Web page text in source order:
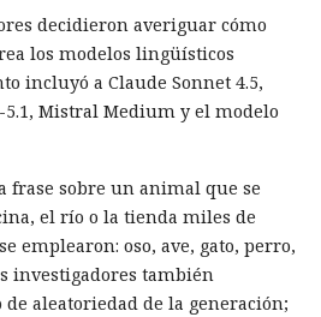
decidieron averiguar cómo
los modelos lingüísticos
incluyó a Claude Sonnet 4.5,
5.1, Mistral Medium y el modelo
frase sobre un animal que se
el río o la tienda miles de
emplearon: oso, ave, gato, perro,
investigadores también
aleatoriedad de la generación;